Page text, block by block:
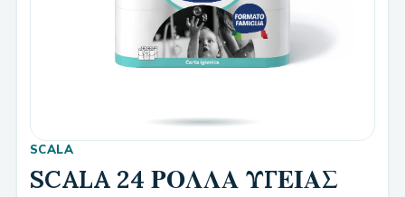
SCALA
SCALA 24 ΡΟΛΛΑ ΥΓΕΙΑΣ